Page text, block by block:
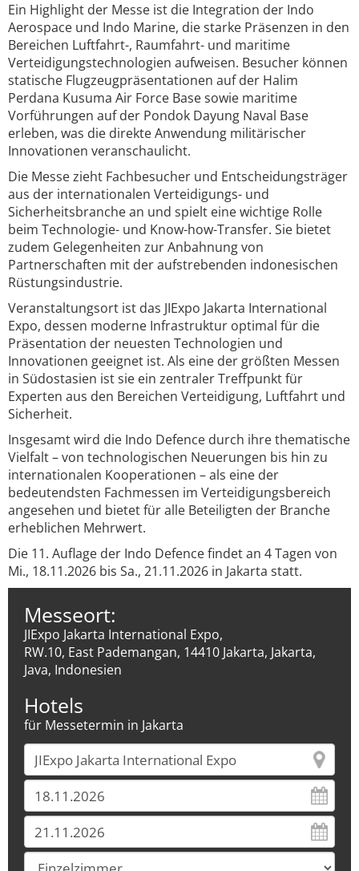
Ein Highlight der Messe ist die Integration der Indo
Aerospace und Indo Marine, die starke Präsenzen in den
Bereichen Luftfahrt-, Raumfahrt- und maritime
Verteidigungstechnologien aufweisen. Besucher können
statische Flugzeugpräsentationen auf der Halim
Perdana Kusuma Air Force Base sowie maritime
Vorführungen auf der Pondok Dayung Naval Base
erleben, was die direkte Anwendung militärischer
Innovationen veranschaulicht.
Die Messe zieht Fachbesucher und Entscheidungsträger
aus der internationalen Verteidigungs- und
Sicherheitsbranche an und spielt eine wichtige Rolle
beim Technologie- und Know-how-Transfer. Sie bietet
zudem Gelegenheiten zur Anbahnung von
Partnerschaften mit der aufstrebenden indonesischen
Rüstungsindustrie.
Veranstaltungsort ist das JIExpo Jakarta International
Expo, dessen moderne Infrastruktur optimal für die
Präsentation der neuesten Technologien und
Innovationen geeignet ist. Als eine der größten Messen
in Südostasien ist sie ein zentraler Treffpunkt für
Experten aus den Bereichen Verteidigung, Luftfahrt und
Sicherheit.
Insgesamt wird die Indo Defence durch ihre thematische
Vielfalt – von technologischen Neuerungen bis hin zu
internationalen Kooperationen – als eine der
bedeutendsten Fachmessen im Verteidigungsbereich
angesehen und bietet für alle Beteiligten der Branche
erheblichen Mehrwert.
Die 11. Auflage der Indo Defence findet an 4 Tagen von
Mi., 18.11.2026 bis Sa., 21.11.2026 in Jakarta statt.
Messeort:
JIExpo Jakarta International Expo,
RW.10, East Pademangan, 14410 Jakarta, Jakarta,
Java, Indonesien
Hotels
für Messetermin in Jakarta